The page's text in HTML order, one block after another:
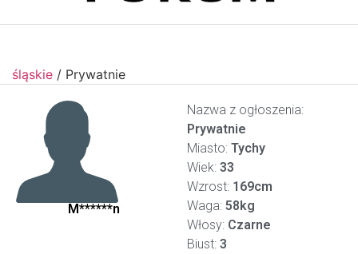
śląskie / Prywatnie
M******n
Nazwa z ogłoszenia:
Prywatnie
Miasto: Tychy
Wiek: 33
Wzrost: 169cm
Waga: 58kg
Włosy: Czarne
Biust: 3